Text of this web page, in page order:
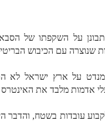
על השקפתו של
שנוצרה עם הכיבוש
על ארץ ישראל לא
אדמות מלבד את האינטרס
עובדות בשטח, והדבר